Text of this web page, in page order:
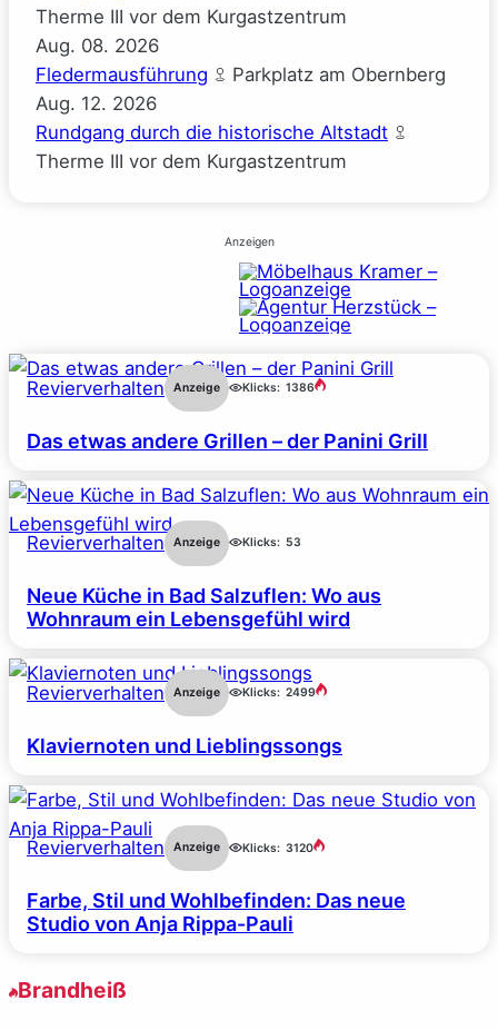
Therme III vor dem Kurgastzentrum
Aug. 08. 2026
Fledermausführung
Parkplatz am Obernberg
Aug. 12. 2026
Rundgang durch die historische Altstadt
Therme III vor dem Kurgastzentrum
Anzeigen
Revierverhalten Anzeige Klicks: 1386
Das etwas andere Grillen – der Panini Grill
Revierverhalten Anzeige Klicks: 53
Neue Küche in Bad Salzuflen: Wo aus
Wohnraum ein Lebensgefühl wird
Revierverhalten Anzeige Klicks: 2499
Klaviernoten und Lieblingssongs
Revierverhalten Anzeige Klicks: 3120
Farbe, Stil und Wohlbefinden: Das neue
Studio von Anja Rippa-Pauli
Brandheiß